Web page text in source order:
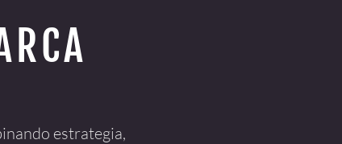
estrategia,